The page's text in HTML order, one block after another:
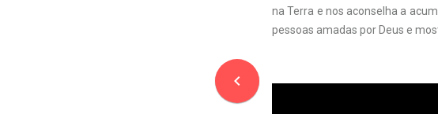
navigate_before
na Terra e nos aconselha a
pessoas amadas por Deus e